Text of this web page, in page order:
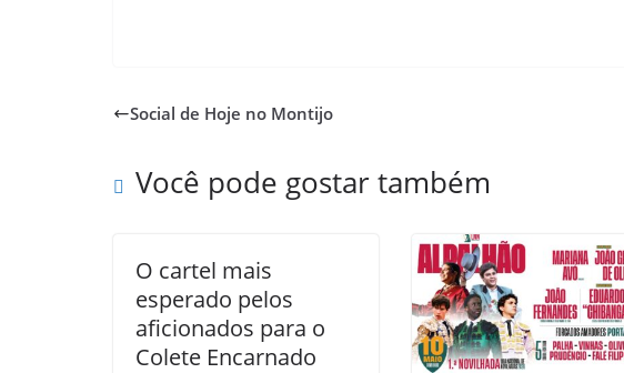
Social de Hoje no Montijo
Você pode gostar também
O cartel mais
esperado pelos
aficionados para o
Colete Encarnado